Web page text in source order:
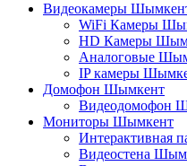
Видеокамеры
WiFi Камеры
HD Камеры
Аналоговые
IP камеры
Домофон Шымкент
Видеодомофон
Мониторы Шымкент
Интерактивная
Видеостена